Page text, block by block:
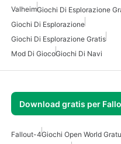
ValheimGiochi Di Esplorazione
Giochi Di Esplorazione
Giochi Di Esplorazione Gratis
Mod Di GiocoGiochi Di Navi
Download gratis per
Fallout-4Giochi Open World